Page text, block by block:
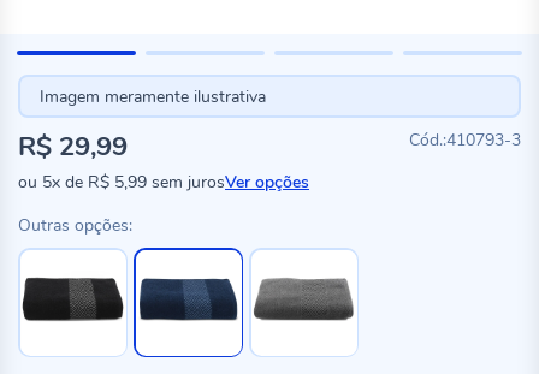
Imagem meramente ilustrativa
410793-3
R$ 29,99
ou 5x de R$ 5,99 sem jurosVer opções
Outras opções: